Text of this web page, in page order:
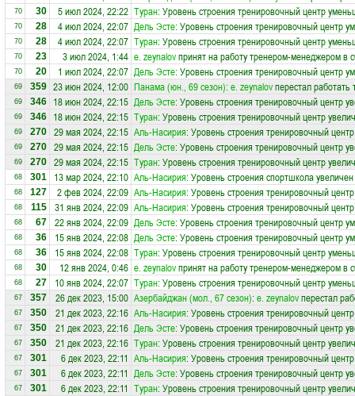
70 30 5 июл 2024, 22:22 Туран: Уровень строения тренировочный центр
70 28 4 июл 2024, 22:07 Дель Эсте: Уровень строения тренировочный центр
70 28 4 июл 2024, 22:07 Туран: Уровень строения тренировочный центр
70 23 3 июл 2024, 1:44 e. zeynalovпринят на работу тренером-менеджером в
70 20 1 июл 2024, 22:07 Дель Эсте: Уровень строения тренировочный центр
69 359 23 июн 2024, 12:00 Панама (юн., 69 сезон): e. zeynalovперестал
69 346 18 июн 2024, 22:15 Дель Эсте: Уровень строения тренировочный центр
69 346 18 июн 2024, 22:15 Туран: Уровень строения тренировочный центр
69 270 29 мая 2024, 22:15 Аль-Насирия: Уровень строения тренировочный
69 270 29 мая 2024, 22:15 Дель Эсте: Уровень строения тренировочный центр
69 270 29 мая 2024, 22:15 Туран: Уровень строения тренировочный центр
68 301 13 мар 2024, 22:10 Аль-Насирия: Уровень строения спортшкола
68 127 2 фев 2024, 22:09 Аль-Насирия: Уровень строения тренировочный
68 115 31 янв 2024, 22:09 Аль-Насирия: Уровень строения тренировочный
68 67 22 янв 2024, 22:09 Дель Эсте: Уровень строения тренировочный центр
68 36 15 янв 2024, 22:08 Дель Эсте: Уровень строения тренировочный центр
68 36 15 янв 2024, 22:08 Туран: Уровень строения тренировочный центр
68 30 12 янв 2024, 0:46 e. zeynalovпринят на работу тренером-менеджером в
68 27 10 янв 2024, 22:07 Туран: Уровень строения тренировочный центр
67 357 26 дек 2023, 15:00 Азербайджан (мол., 67 сезон): e. zeynalovперестал
67 350 21 дек 2023, 22:16 Аль-Насирия: Уровень строения тренировочный
67 350 21 дек 2023, 22:16 Дель Эсте: Уровень строения тренировочный центр
67 350 21 дек 2023, 22:16 Туран: Уровень строения тренировочный центр
67 301 6 дек 2023, 22:11 Аль-Насирия: Уровень строения тренировочный
67 301 6 дек 2023, 22:11 Дель Эсте: Уровень строения тренировочный центр
67 301 6 дек 2023, 22:11 Туран: Уровень строения тренировочный центр